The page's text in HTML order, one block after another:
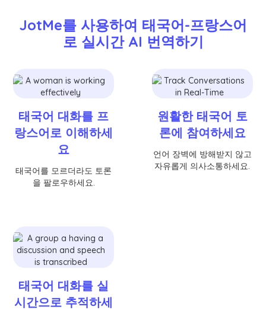
JotMe를 사용하여 태국어-프랑스어
로 실시간 AI 번역하기
태국어 대화를 프
랑스어로 이해하세
요
태국어를 모르더라도 토론
을 팔로우하세요.
원활한 태국어 토
론에 참여하세요
언어 장벽에 방해받지 않고
자유롭게 의사소통하세요.
태국어 대화를 실
시간으로 추적하세